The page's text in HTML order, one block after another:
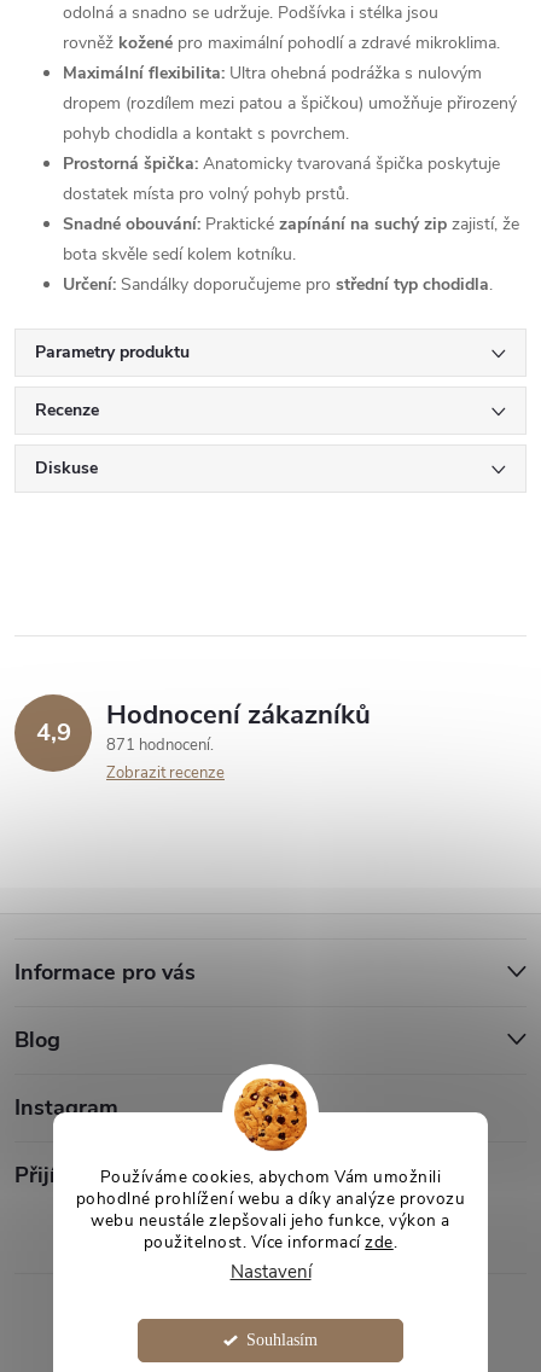
Používáme cookies, abychom Vám umožnili
pohodlné prohlížení webu a díky analýze provozu
webu neustále zlepšovali jeho funkce, výkon a
použitelnost. Více informacízde.
Nastavení
Souhlasím
odolná a snadno se udržuje. Podšívka i stélka jsou
rovněž kožené pro maximální pohodlí a zdravé mikroklima.
Maximální flexibilita: Ultra ohebná podrážka s nulovým
dropem (rozdílem mezi patou a špičkou) umožňuje přirozený
pohyb chodidla a kontakt s povrchem.
Prostorná špička: Anatomicky tvarovaná špička poskytuje
dostatek místa pro volný pohyb prstů.
Snadné obouvání: Praktické zapínání na suchý zip zajistí, že
bota skvěle sedí kolem kotníku.
Určení: Sandálky doporučujeme pro střední typ chodidla.
Parametry produktu
Recenze
Diskuse
4,9 Hodnocení zákazníků
871 hodnocení
Zobrazit recenze
á
p
a
Informace pro vás
Blog
Instagram
Přijímáme online platby
Copyright 2026Desami. Všechna práva vyhrazena.